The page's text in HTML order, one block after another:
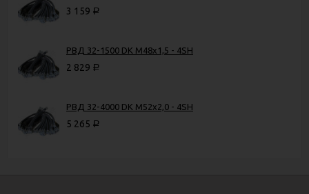
3 159 Р
РВД 32-1500 DK М48х1,5 - 4SH
2 829 Р
РВД 32-4000 DK М52х2,0 - 4SH
5 265 Р